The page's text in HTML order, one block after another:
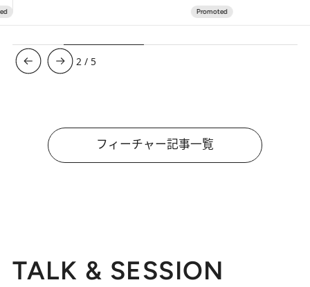
3 / 5
フィーチャー記事一覧
TALK & SESSION